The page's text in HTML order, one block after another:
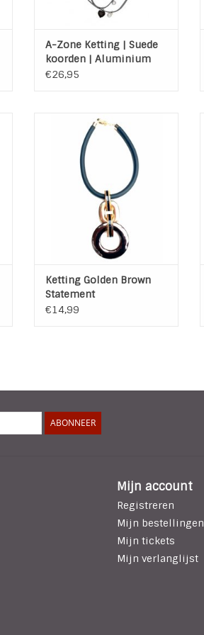
A-Zone Ketting | Suede
koorden | Aluminium
hangertjes | Grijs
€26,95
Ketting Golden Brown is een
echte trendy Statement
Kleur: Bruin / Goud / zwarte
ketting
Materiaal: Rubber / Epoxy /
Metaal
Lengte ketting: 45 cm + 5 cm
verlengkettinkje
Doorsnee grote ring: 7,5 cm
Maat rechthoek: 4,5 x 5 cm
Nikkel vrij
TOEVOEGEN AAN WINKELWAGEN
Ketting Golden Brown
Statement
€14,99
ABONNEER
Mijn account
Registreren
Mijn bestellingen
Mijn tickets
Mijn verlanglijst